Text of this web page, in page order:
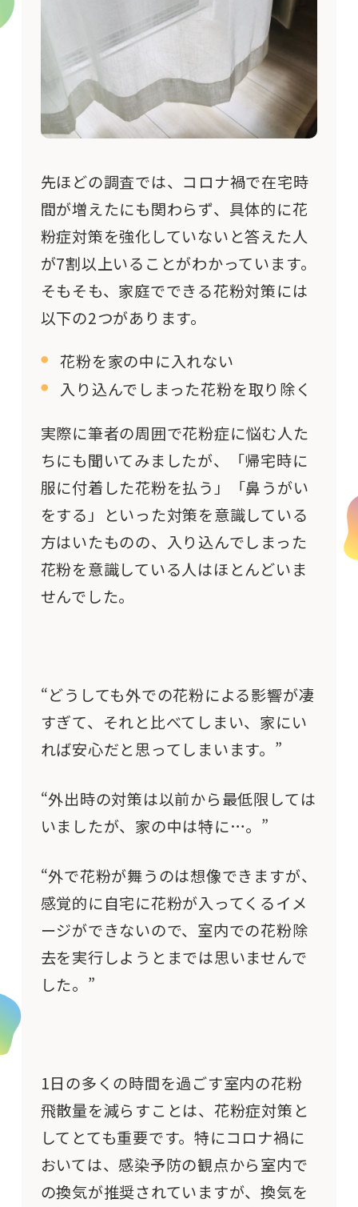
先ほどの調査では、コロナ禍で在宅時
間が増えたにも関わらず、具体的に花
粉症対策を強化していないと答えた人
が7割以上いることがわかっています。
そもそも、家庭でできる花粉対策には
以下の2つがあります。
花粉を家の中に入れない
入り込んでしまった花粉を取り除く
実際に筆者の周囲で花粉症に悩む人た
ちにも聞いてみましたが、「帰宅時に
服に付着した花粉を払う」「鼻うがい
をする」といった対策を意識している
方はいたものの、入り込んでしまった
花粉を意識している人はほとんどいま
せんでした。
“どうしても外での花粉による影響が凄
すぎて、それと比べてしまい、家にい
れば安心だと思ってしまいます。”
“外出時の対策は以前から最低限しては
いましたが、家の中は特に…。”
“外で花粉が舞うのは想像できますが、
感覚的に自宅に花粉が入ってくるイメ
ージができないので、室内での花粉除
去を実行しようとまでは思いませんで
した。”
1日の多くの時間を過ごす室内の花粉
飛散量を減らすことは、花粉症対策と
してとても重要です。特にコロナ禍に
おいては、感染予防の観点から室内で
の換気が推奨されていますが、換気を